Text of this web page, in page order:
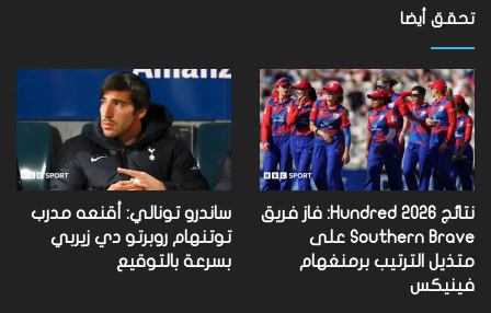
تحقق أيضا
نتائج Hundred 2026: فاز فريق
Southern Brave على
متذيل الترتيب برمنغهام
فينيكس
ساندرو تونالي: أقنعه مدرب
توتنهام روبرتو دي زيربي
بسرعة بالتوقيع